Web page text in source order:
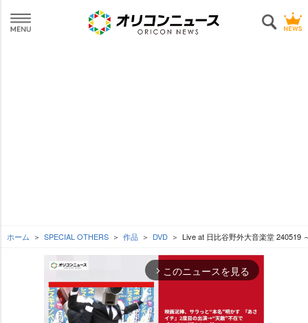
ホーム SPECIAL OTHERS 作品 DVD Live at 日比谷野外大音楽堂 240519
arrow_forward_ios このニュースを見る